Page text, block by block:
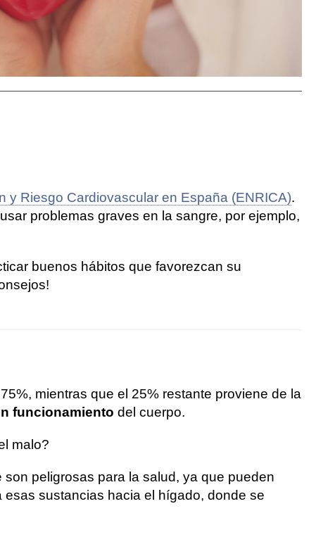
y Riesgo Cardiovascular en España (ENRICA).
problemas graves en la sangre, por ejemplo,
buenos hábitos que favorezcan su
mientras que el 25% restante proviene de la
funcionamiento del cuerpo.
malo?
peligrosas para la salud, ya que pueden
esas sustancias hacia el hígado, donde se